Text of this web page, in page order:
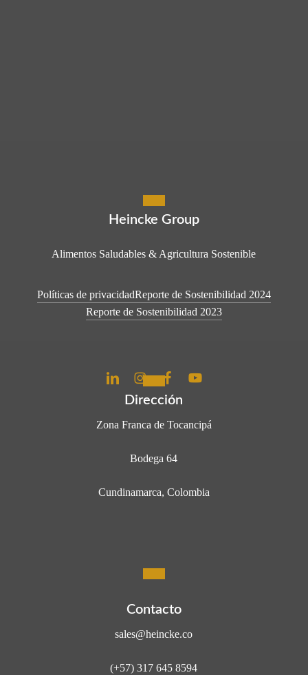
Heincke Group
Alimentos Saludables & Agricultura Sostenible
Políticas de privacidadReporte de Sostenibilidad 2024
Reporte de Sostenibilidad 2023
Dirección
Zona Franca de Tocancipá
Bodega 64
Cundinamarca, Colombia
Contacto
sales@heincke.co
(+57) 317 645 8594